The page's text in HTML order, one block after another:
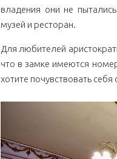
владения они не
музей и ресторан.
Для любителей
что в замке имеются
хотите почувствовать